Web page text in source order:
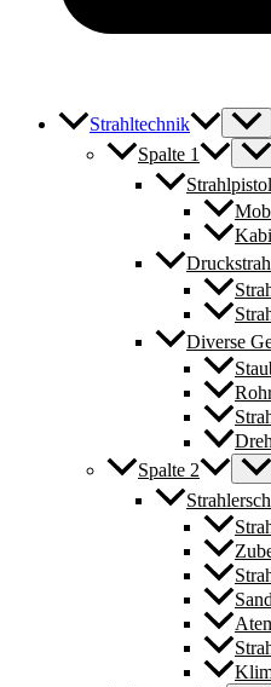
Strahltechnik
Spalte 1
Diverse
Spalte 2